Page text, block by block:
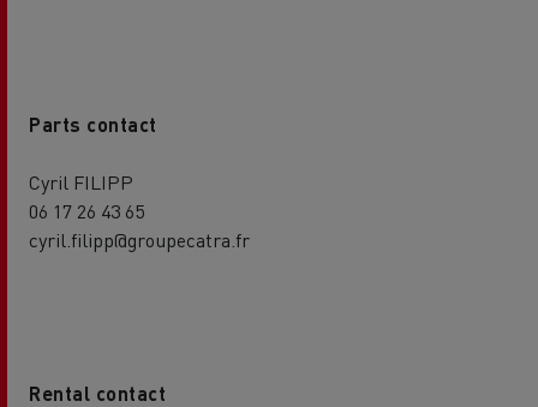
Parts contact
Cyril FILIPP
06 17 26 43 65
cyril.filipp@groupecatra.fr
Rental contact